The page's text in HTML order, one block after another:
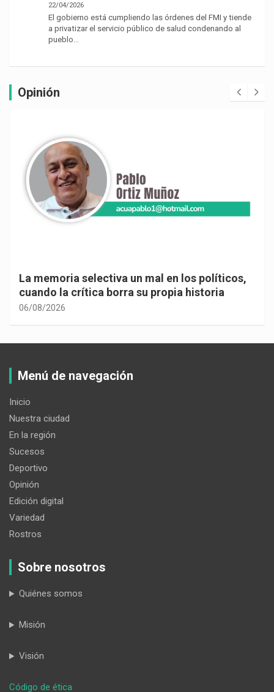
22/04/2026
El gobierno está cumpliendo las órdenes del FMI y tiende
a privatizar el servicio público de salud condenando al
pueblo…
Opinión
La memoria selectiva un mal en los políticos,
cuando la crítica borra su propia historia
06/08/2026
Menú de navegación
Inicio
Nuestra ciudad
En la región
Sucesos
Deportivo
Opinión
Edición digital
Variedad
Rostros
Sobre nosotros
Quiénes somos
Misión
Visión
Código de ética